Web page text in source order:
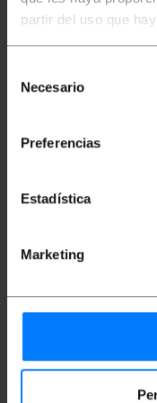
partir del uso que
Necesario
Preferencias
Estadística
Marketing
conformidade
padrão utilizados
compatíveis. É
da transferência
permitindo o
Cabo USB
Ele funciona
480 Mb/s.
Peso bruto: